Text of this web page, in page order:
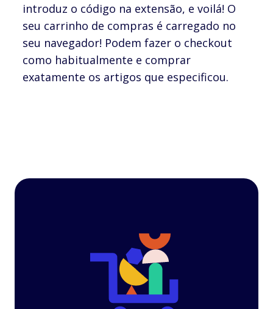
introduz o código na extensão, e voilá! O
seu carrinho de compras é carregado no
seu navegador! Podem fazer o checkout
como habitualmente e comprar
exatamente os artigos que especificou.